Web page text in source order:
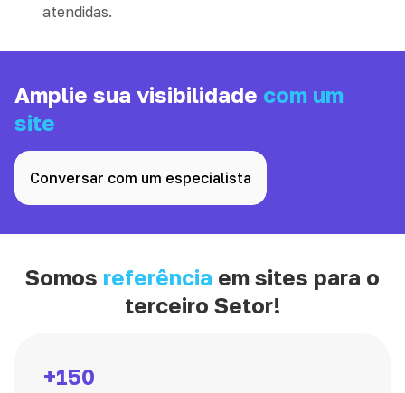
atendidas.
Amplie sua visibilidade com um
site
Conversar com um especialista
Somos referência em sites para o
terceiro Setor!
+150